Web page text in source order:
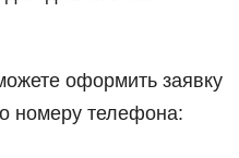
оформить заявку
номеру телефона: